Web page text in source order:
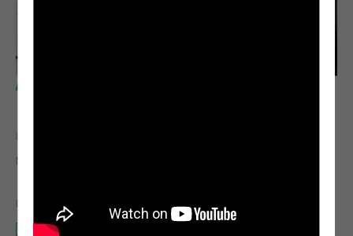
LERAAR
Nicole Smith
BENODIGDE APPARATUUR
Guillotine